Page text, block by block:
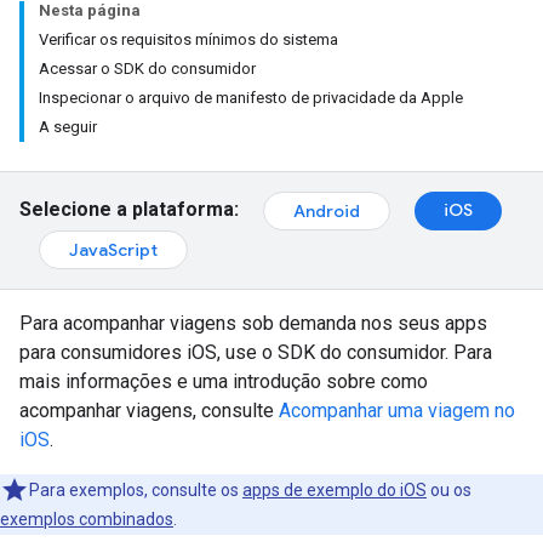
Nesta página
Verificar os requisitos mínimos do sistema
Acessar o SDK do consumidor
Inspecionar o arquivo de manifesto de privacidade da Apple
A seguir
Selecione a plataforma: Android
iOS
JavaScript
Para acompanhar viagens sob demanda nos seus apps
para consumidores iOS, use o SDK do consumidor. Para
mais informações e uma introdução sobre como
acompanhar viagens, consulte Acompanhar uma viagem no
iOS.
Para exemplos, consulte os apps de exemplo do iOS ou os
exemplos combinados